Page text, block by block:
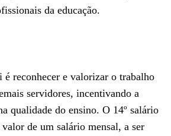
da educação.
é reconhecer e valorizar o trabalho
servidores, incentivando a
qualidade do ensino. O 14º salário
de um salário mensal, a ser